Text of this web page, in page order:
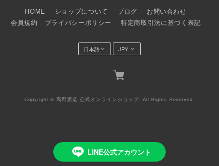
LINE公式アカウント
HOME ショップについて ブログ
お問い合わせ
会員規約
プライバシーポリシー 特定商取引法に基づく表記
Copyright © 高野酒造 公式オンラインショップ. All Rights Reserved.